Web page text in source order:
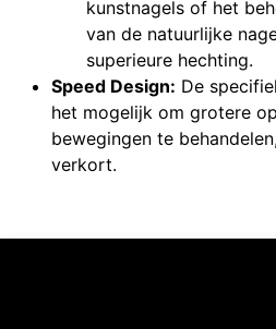
kunstnagels of het
van de natuurlijke
superieure hechting.
Speed Design: De
het mogelijk om grotere
bewegingen te
verkort.